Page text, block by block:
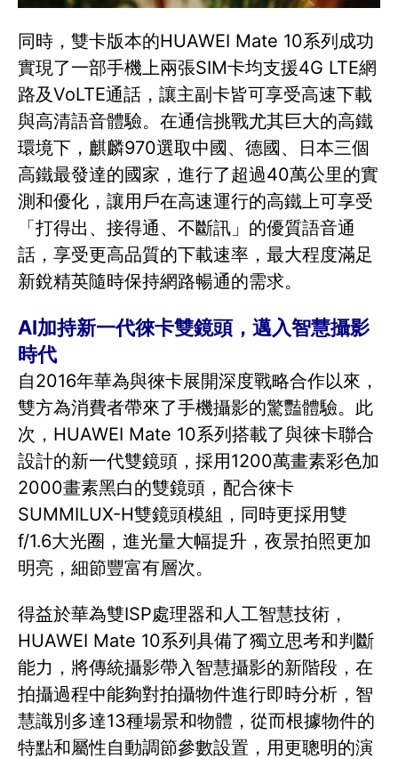
同時，雙卡版本的HUAWEI Mate 10系列成功
實現了一部手機上兩張SIM卡均支援4G LTE網
路及VoLTE通話，讓主副卡皆可享受高速下載
與高清語音體驗。在通信挑戰尤其巨大的高鐵
環境下，麒麟970選取中國、德國、日本三個
高鐵最發達的國家，進行了超過40萬公里的實
測和優化，讓用戶在高速運行的高鐵上可享受
「打得出、接得通、不斷訊」的優質語音通
話，享受更高品質的下載速率，最大程度滿足
新銳精英隨時保持網路暢通的需求。
AI加持新一代徠卡雙鏡頭，邁入智慧攝影
時代
自2016年華為與徠卡展開深度戰略合作以來，
雙方為消費者帶來了手機攝影的驚豔體驗。此
次，HUAWEI Mate 10系列搭載了與徠卡聯合
設計的新一代雙鏡頭，採用1200萬畫素彩色加
2000畫素黑白的雙鏡頭，配合徠卡
SUMMILUX-H雙鏡頭模組，同時更採用雙
f/1.6大光圈，進光量大幅提升，夜景拍照更加
明亮，細節豐富有層次。
得益於華為雙ISP處理器和人工智慧技術，
HUAWEI Mate 10系列具備了獨立思考和判斷
能力，將傳統攝影帶入智慧攝影的新階段，在
拍攝過程中能夠對拍攝物件進行即時分析，智
慧識別多達13種場景和物體，從而根據物件的
特點和屬性自動調節參數設置，用更聰明的演